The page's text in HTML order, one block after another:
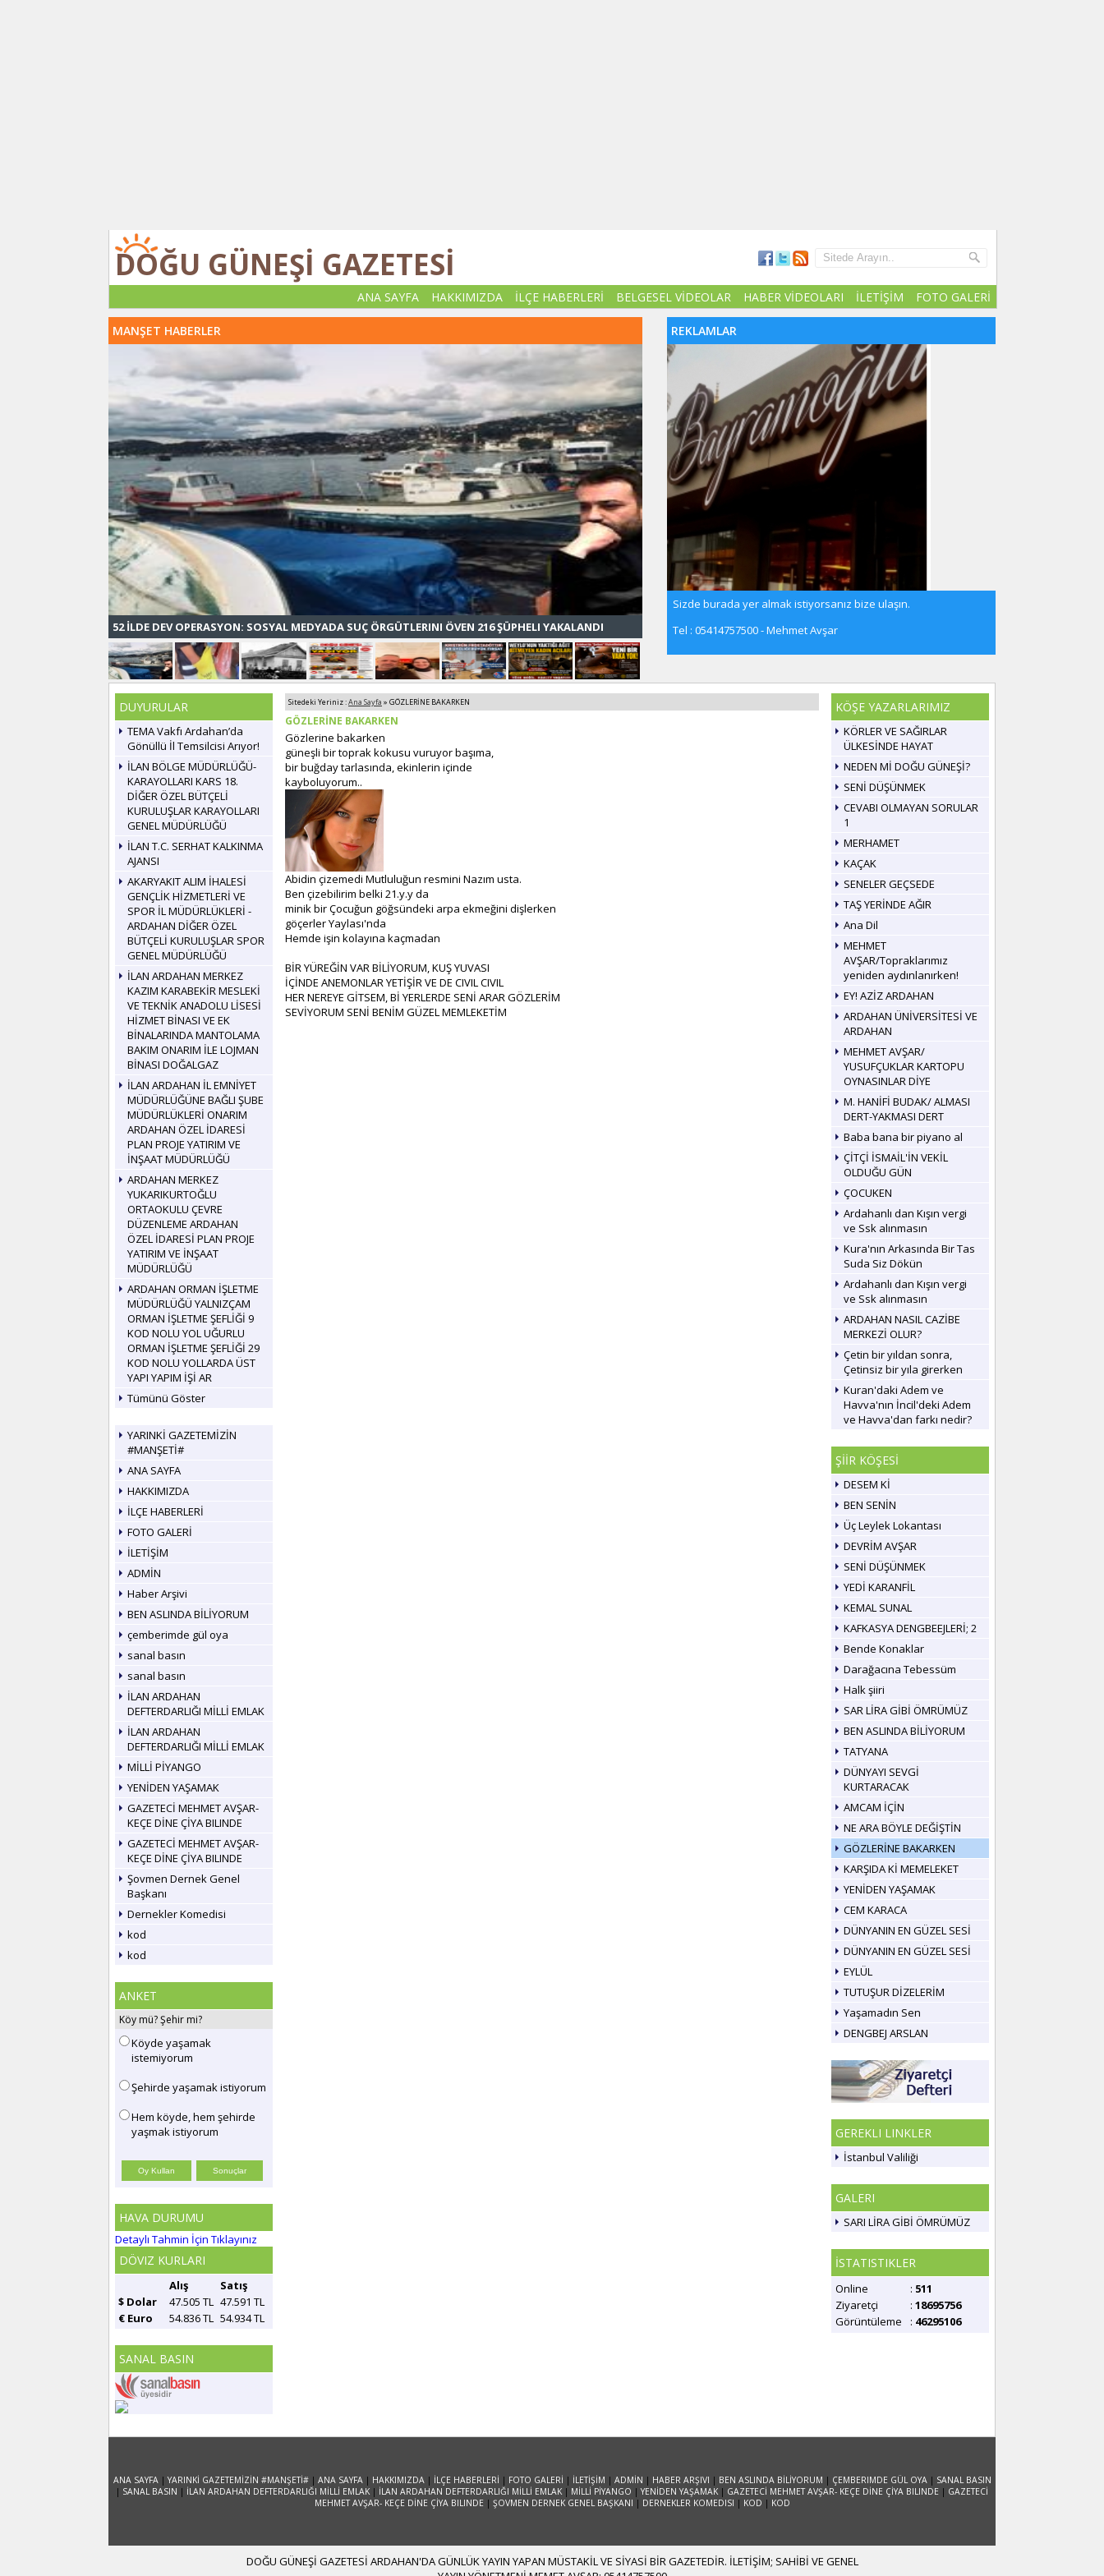
DOĞU GÜNEŞİ GAZETESİ
ANA SAYFA HAKKIMIZDA İLÇE HABERLERİ BELGESEL VİDEOLAR HABER VİDEOLARI İLETİŞİM FOTO GALERİ
MANŞET HABERLER
52 İLDE DEV OPERASYON: SOSYAL MEDYADA SUÇ ÖRGÜTLERINI ÖVEN 216 ŞÜPHELI YAKALANDI
REKLAMLAR
Sizde burada yer almak istiyorsanız bize ulaşın.
Tel : 05414757500 - Mehmet Avşar
DUYURULAR
TEMA Vakfı Ardahan’da
Gönüllü İl Temsilcisi Arıyor!
İLAN BÖLGE MÜDÜRLÜĞÜ-
KARAYOLLARI KARS 18.
DİĞER ÖZEL BÜTÇELİ
KURULUŞLAR KARAYOLLARI
GENEL MÜDÜRLÜĞÜ
İLAN T.C. SERHAT KALKINMA
AJANSI
AKARYAKIT ALIM İHALESİ
GENÇLİK HİZMETLERİ VE
SPOR İL MÜDÜRLÜKLERİ -
ARDAHAN DİĞER ÖZEL
BÜTÇELİ KURULUŞLAR SPOR
GENEL MÜDÜRLÜĞÜ
İLAN ARDAHAN MERKEZ
KAZIM KARABEKİR MESLEKİ
VE TEKNİK ANADOLU LİSESİ
HİZMET BİNASI VE EK
BİNALARINDA MANTOLAMA
BAKIM ONARIM İLE LOJMAN
BİNASI DOĞALGAZ
İLAN ARDAHAN İL EMNİYET
MÜDÜRLÜĞÜNE BAĞLI ŞUBE
MÜDÜRLÜKLERİ ONARIM
ARDAHAN ÖZEL İDARESİ
PLAN PROJE YATIRIM VE
İNŞAAT MÜDÜRLÜĞÜ
ARDAHAN MERKEZ
YUKARIKURTOĞLU
ORTAOKULU ÇEVRE
DÜZENLEME ARDAHAN
ÖZEL İDARESİ PLAN PROJE
YATIRIM VE İNŞAAT
MÜDÜRLÜĞÜ
ARDAHAN ORMAN İŞLETME
MÜDÜRLÜĞÜ YALNIZÇAM
ORMAN İŞLETME ŞEFLİĞİ 9
KOD NOLU YOL UĞURLU
ORMAN İŞLETME ŞEFLİĞİ 29
KOD NOLU YOLLARDA ÜST
YAPI YAPIM İŞİ AR
Tümünü Göster
YARINKİ GAZETEMİZİN
#MANŞETİ#
ANA SAYFA
HAKKIMIZDA
İLÇE HABERLERİ
FOTO GALERİ
İLETİŞİM
ADMİN
Haber Arşivi
BEN ASLINDA BİLİYORUM
çemberimde gül oya
sanal basın
sanal basın
İLAN ARDAHAN
DEFTERDARLIĞI MİLLİ EMLAK
İLAN ARDAHAN
DEFTERDARLIĞI MİLLİ EMLAK
MİLLİ PİYANGO
YENİDEN YAŞAMAK
GAZETECİ MEHMET AVŞAR-
KEÇE DİNE ÇİYA BILINDE
GAZETECİ MEHMET AVŞAR-
KEÇE DİNE ÇİYA BILINDE
Şovmen Dernek Genel
Başkanı
Dernekler Komedisi
kod
kod
ANKET
Köy mü? Şehir mi?
Köyde yaşamak
istemiyorum
Şehirde yaşamak istiyorum
Hem köyde, hem şehirde
yaşmak istiyorum
HAVA DURUMU
Detaylı Tahmin İçin Tıklayınız
DÖVIZ KURLARI
Alış
Satış
$ Dolar
47.505 TL 47.591 TL
€ Euro
54.836 TL 54.934 TL
SANAL BASIN
Sitedeki Yeriniz :Ana Sayfa » GÖZLERİNE BAKARKEN
GÖZLERİNE BAKARKEN
Gözlerine bakarken
güneşli bir toprak kokusu vuruyor başıma,
bir buğday tarlasında, ekinlerin içinde
kayboluyorum..
Abidin çizemedi Mutluluğun resmini Nazım usta.
Ben çizebilirim belki 21.y.y da
minik bir Çocuğun göğsündeki arpa ekmeğini dişlerken
göçerler Yaylası'nda
Hemde işin kolayına kaçmadan
BİR YÜREĞİN VAR BİLİYORUM, KUŞ YUVASI
İÇİNDE ANEMONLAR YETİŞİR VE DE CIVIL CIVIL
HER NEREYE GİTSEM, Bİ YERLERDE SENİ ARAR GÖZLERİM
SEVİYORUM SENİ BENİM GÜZEL MEMLEKETİM
KÖŞE YAZARLARIMIZ
KÖRLER VE SAĞIRLAR
ÜLKESİNDE HAYAT
NEDEN Mİ DOĞU GÜNEŞİ?
SENİ DÜŞÜNMEK
CEVABI OLMAYAN SORULAR
1
MERHAMET
KAÇAK
SENELER GEÇSEDE
TAŞ YERİNDE AĞIR
Ana Dil
MEHMET
AVŞAR/Topraklarımız
yeniden aydınlanırken!
EY! AZİZ ARDAHAN
ARDAHAN ÜNİVERSİTESİ VE
ARDAHAN
MEHMET AVŞAR/
YUSUFÇUKLAR KARTOPU
OYNASINLAR DİYE
M. HANİFİ BUDAK/ ALMASI
DERT-YAKMASI DERT
Baba bana bir piyano al
ÇİTÇİ İSMAİL'İN VEKİL
OLDUĞU GÜN
ÇOCUKEN
Ardahanlı dan Kışın vergi
ve Ssk alınmasın
Kura'nın Arkasında Bir Tas
Suda Siz Dökün
Ardahanlı dan Kışın vergi
ve Ssk alınmasın
ARDAHAN NASIL CAZİBE
MERKEZİ OLUR?
Çetin bir yıldan sonra,
Çetinsiz bir yıla girerken
Kuran'daki Adem ve
Havva'nın İncil'deki Adem
ve Havva'dan farkı nedir?
ŞİİR KÖŞESİ
DESEM Kİ
BEN SENİN
Üç Leylek Lokantası
DEVRİM AVŞAR
SENİ DÜŞÜNMEK
YEDİ KARANFİL
KEMAL SUNAL
KAFKASYA DENGBEEJLERİ; 2
Bende Konaklar
Darağacına Tebessüm
Halk şiiri
SAR LİRA GİBİ ÖMRÜMÜZ
BEN ASLINDA BİLİYORUM
TATYANA
DÜNYAYI SEVGİ
KURTARACAK
AMCAM İÇİN
NE ARA BÖYLE DEĞİŞTİN
GÖZLERİNE BAKARKEN
KARŞIDA Kİ MEMELEKET
YENİDEN YAŞAMAK
CEM KARACA
DÜNYANIN EN GÜZEL SESİ
DÜNYANIN EN GÜZEL SESİ
EYLÜL
TUTUŞUR DİZELERİM
Yaşamadın Sen
DENGBEJ ARSLAN
GEREKLI LINKLER
İstanbul Valiliği
GALERI
SARI LİRA GİBİ ÖMRÜMÜZ
İSTATISTIKLER
Online : 511
Ziyaretçi
: 18695756
Görüntüleme
: 46295106
ANA SAYFA|YARINKİ GAZETEMİZİN #MANŞETİ#| ANA SAYFA| HAKKIMIZDA| İLÇE HABERLERİ | FOTO GALERİ | İLETİŞİM | ADMİN | HABER ARŞIVI | BEN ASLINDA BİLİYORUM | ÇEMBERIMDE GÜL OYA| SANAL BASIN
| SANAL BASIN | İLAN ARDAHAN DEFTERDARLIĞI MİLLİ EMLAK | İLAN ARDAHAN DEFTERDARLIĞI MİLLİ EMLAK | MİLLİ PİYANGO |YENİDEN YAŞAMAK | GAZETECİ MEHMET AVŞAR- KEÇE DİNE ÇİYA BILINDE | GAZETECİ
MEHMET AVŞAR- KEÇE DİNE ÇİYA BILINDE| ŞOVMEN DERNEK GENEL BAŞKANI | DERNEKLER KOMEDISI | KOD | KOD
DOĞU GÜNEŞİ GAZETESİ ARDAHAN'DA GÜNLÜK YAYIN YAPAN MÜSTAKİL VE SİYASİ BİR GAZETEDİR. İLETİŞİM; SAHİBİ VE GENEL